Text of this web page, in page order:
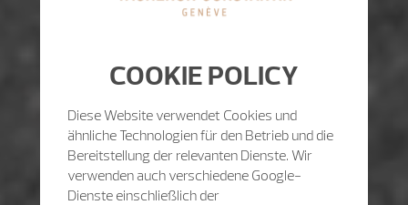
COOKIE POLICY
Diese Website verwendet Cookies und
ähnliche Technologien für den Betrieb und die
Bereitstellung der relevanten Dienste. Wir
verwenden auch verschiedene Google-
Dienste einschließlich der